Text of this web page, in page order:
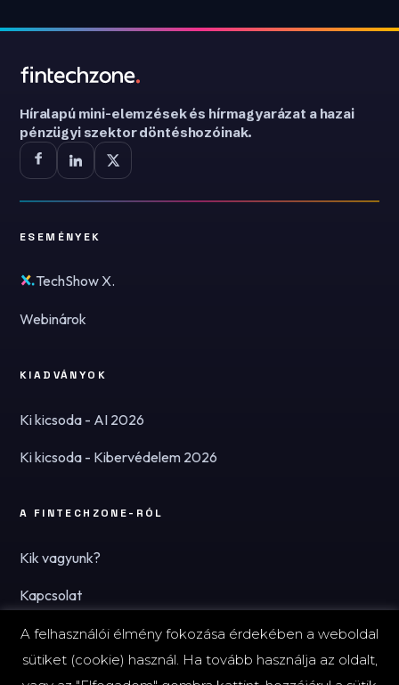
Híralapú mini-elemzések és hírmagyarázat a hazai
pénzügyi szektor döntéshozóinak.
ESEMÉNYEK
TechShow X.
Webinárok
KIADVÁNYOK
Ki kicsoda - AI 2026
Ki kicsoda - Kibervédelem 2026
A FINTECHZONE-RÓL
Kik vagyunk?
Kapcsolat
Hírlevél
A felhasználói élmény fokozása érdekében a weboldal
sütiket (cookie) használ. Ha tovább használja az oldalt,